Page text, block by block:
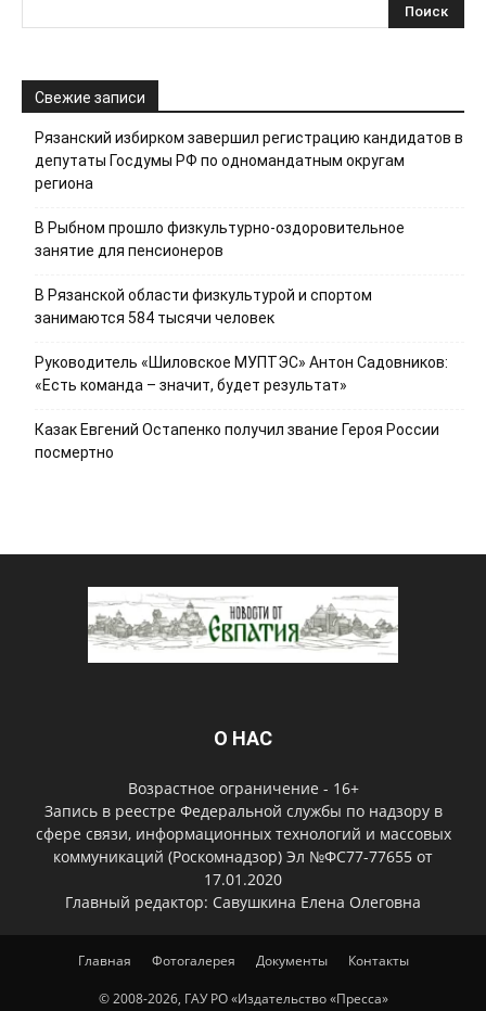
Свежие записи
Рязанский избирком завершил регистрацию кандидатов в
депутаты Госдумы РФ по одномандатным округам
региона
В Рыбном прошло физкультурно-оздоровительное
занятие для пенсионеров
В Рязанской области физкультурой и спортом
занимаются 584 тысячи человек
Руководитель «Шиловское МУПТЭС» Антон Садовников:
«Есть команда – значит, будет результат»
Казак Евгений Остапенко получил звание Героя России
посмертно
О НАС
Возрастное ограничение - 16+
Запись в реестре Федеральной службы по надзору в
сфере связи, информационных технологий и массовых
коммуникаций (Роскомнадзор) Эл №ФС77-77655 от
17.01.2020
Главный редактор: Савушкина Елена Олеговна
Главная Фотогалерея Документы Контакты
© 2008-2026, ГАУ РО «Издательство «Пресса»